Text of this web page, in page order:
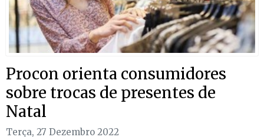
Procon orienta consumidores
sobre trocas de presentes de
Natal
Terça, 27 Dezembro 2022